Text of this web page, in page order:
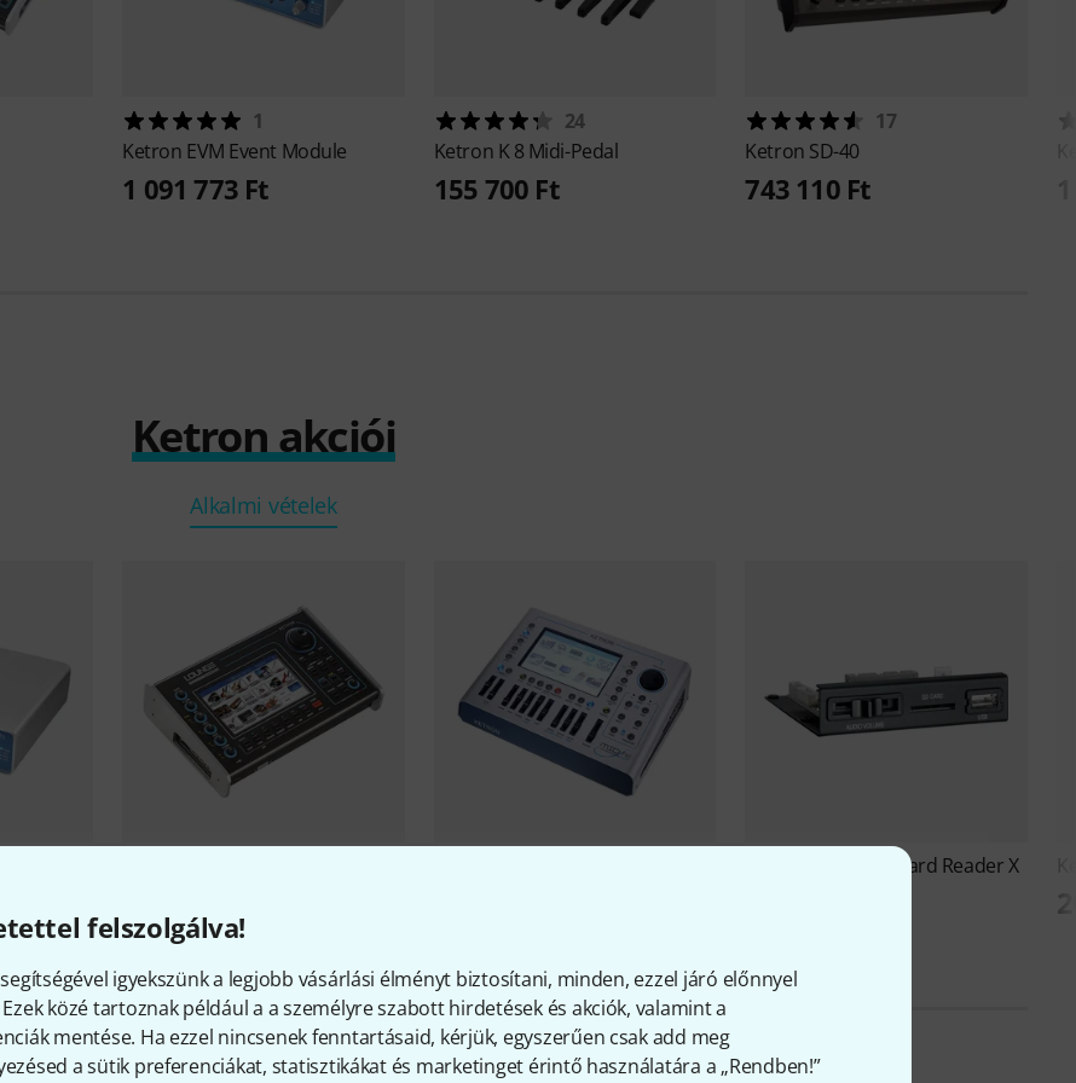
felszolgálva!
igyekszünk a legjobb vásárlási élményt biztosítani, minden, ezzel járó előnnyel
közé tartoznak például a a személyre szabott hirdetések és akciók, valamint a
mentése. Ha ezzel nincsenek fenntartásaid, kérjük, egyszerűen csak add meg
a sütik preferenciákat, statisztikákat és marketinget érintő használatára a „Rendben!”
1
Ketron EVM Event Module
1 091 773 Ft
24
Ketron K 8 Midi-Pedal
155 700 Ft
17
Ketron SD-40
743 110 Ft
Ketron akciói
Alkalmi vételek
641 102 Ft
USB & SD Card Reader X